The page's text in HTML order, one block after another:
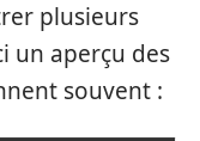
plusieurs
un aperçu des
souvent :